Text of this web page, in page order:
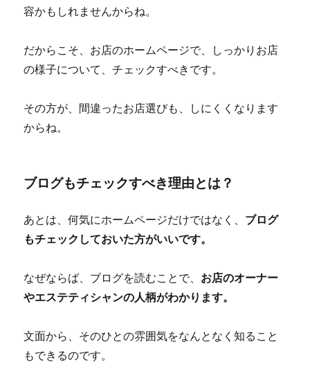
容かもしれませんからね。
だからこそ、お店のホームページで、しっかりお店
の様子について、チェックすべきです。
その方が、間違ったお店選びも、しにくくなります
からね。
ブログもチェックすべき理由とは？
あとは、何気にホームページだけではなく、 ブログ
もチェックしておいた方がいいです。
なぜならば、ブログを読むことで、 お店のオーナー
やエステティシャンの人柄がわかります。
文面から、そのひとの雰囲気をなんとなく知ること
もできるのです。